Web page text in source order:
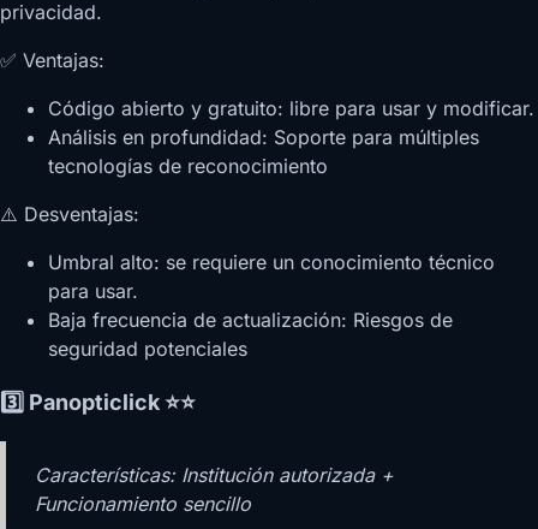
privacidad.
✅ Ventajas:
Código abierto y gratuito: libre para usar y modificar.
Análisis en profundidad: Soporte para múltiples
tecnologías de reconocimiento
⚠️ Desventajas:
Umbral alto: se requiere un conocimiento técnico
para usar.
Baja frecuencia de actualización: Riesgos de
seguridad potenciales
3️⃣ Panopticlick ⭐⭐
Características: Institución autorizada +
Funcionamiento sencillo